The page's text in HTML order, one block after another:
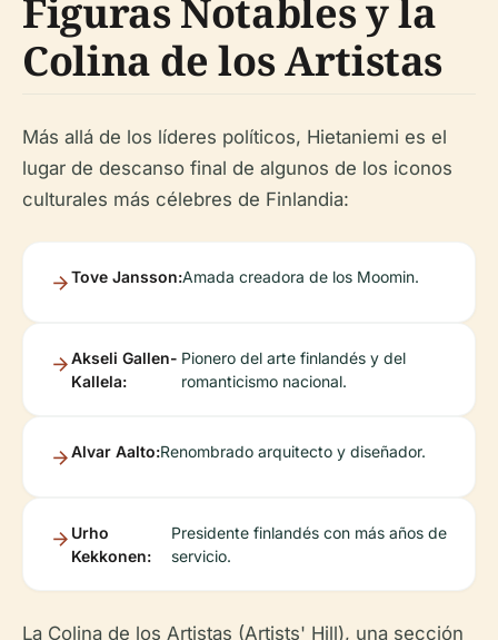
Figuras Notables y la
Colina de los Artistas
Más allá de los líderes políticos, Hietaniemi es el
lugar de descanso final de algunos de los iconos
culturales más célebres de Finlandia:
Tove Jansson:Amada creadora de los Moomin.
Akseli Gallen-
Kallela:
Pionero del arte finlandés y del
romanticismo nacional.
Alvar Aalto:Renombrado arquitecto y diseñador.
Urho
Kekkonen:
Presidente finlandés con más años de
servicio.
La Colina de los Artistas (Artists' Hill), una sección